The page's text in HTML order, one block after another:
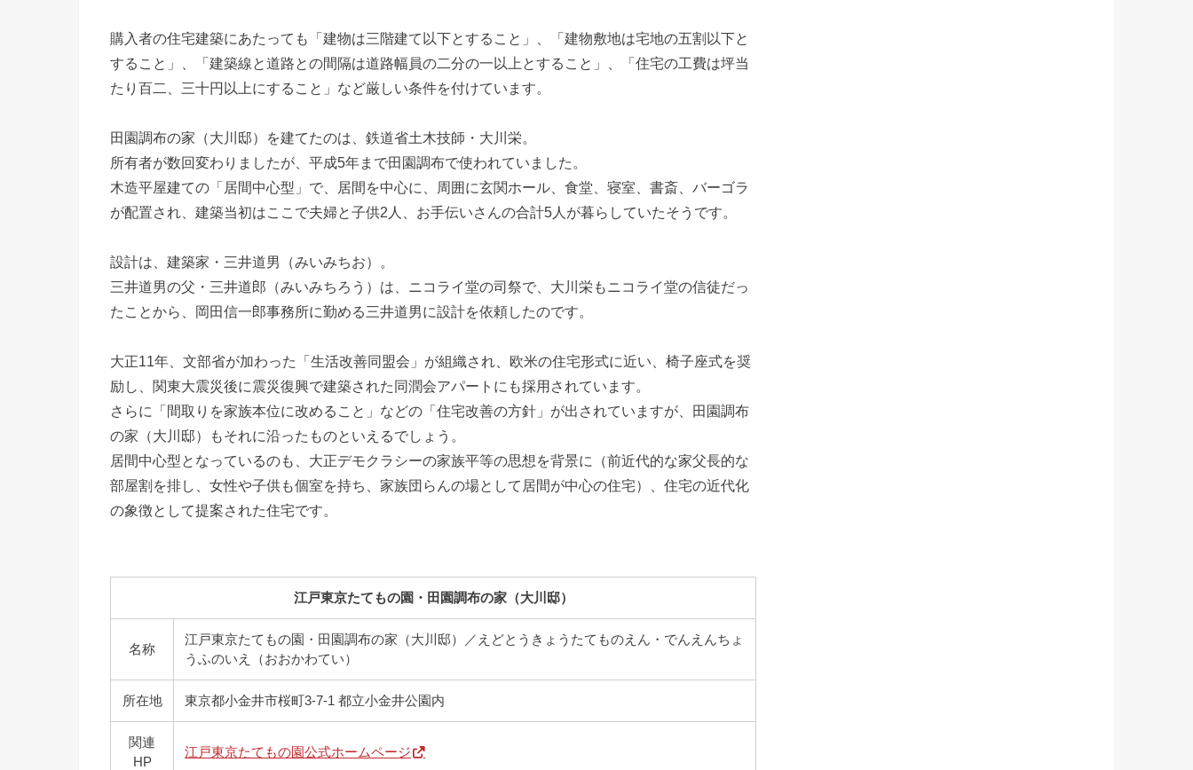
購入者の住宅建築にあたっても「建物は三階建て以下とすること」、「建物敷地は宅地の五割以下と
すること」、「建築線と道路との間隔は道路幅員の二分の一以上とすること」、「住宅の工費は坪当
たり百二、三十円以上にすること」など厳しい条件を付けています。
田園調布の家（大川邸）を建てたのは、鉄道省土木技師・大川栄。
所有者が数回変わりましたが、平成5年まで田園調布で使われていました。
木造平屋建ての「居間中心型」で、居間を中心に、周囲に玄関ホール、食堂、寝室、書斎、バーゴラ
が配置され、建築当初はここで夫婦と子供2人、お手伝いさんの合計5人が暮らしていたそうです。
設計は、建築家・三井道男（みいみちお）。
三井道男の父・三井道郎（みいみちろう）は、ニコライ堂の司祭で、大川栄もニコライ堂の信徒だっ
たことから、岡田信一郎事務所に勤める三井道男に設計を依頼したのです。
大正11年、文部省が加わった「生活改善同盟会」が組織され、欧米の住宅形式に近い、椅子座式を奨
励し、関東大震災後に震災復興で建築された同潤会アパートにも採用されています。
さらに「間取りを家族本位に改めること」などの「住宅改善の方針」が出されていますが、田園調布
の家（大川邸）もそれに沿ったものといえるでしょう。
居間中心型となっているのも、大正デモクラシーの家族平等の思想を背景に（前近代的な家父長的な
部屋割を排し、女性や子供も個室を持ち、家族団らんの場として居間が中心の住宅）、住宅の近代化
の象徴として提案された住宅です。
江戸東京たてもの園・田園調布の家（大川邸）
名称
江戸東京たてもの園・田園調布の家（大川邸）／えどとうきょうたてものえん・でんえんちょ
うふのいえ（おおかわてい）
所在地 東京都小金井市桜町3-7-1 都立小金井公園内
関連
HP
江戸東京たてもの園公式ホームページ